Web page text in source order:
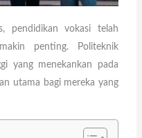
pendidikan vokasi telah
penting. Politeknik
yang menekankan pada
utama bagi mereka yang